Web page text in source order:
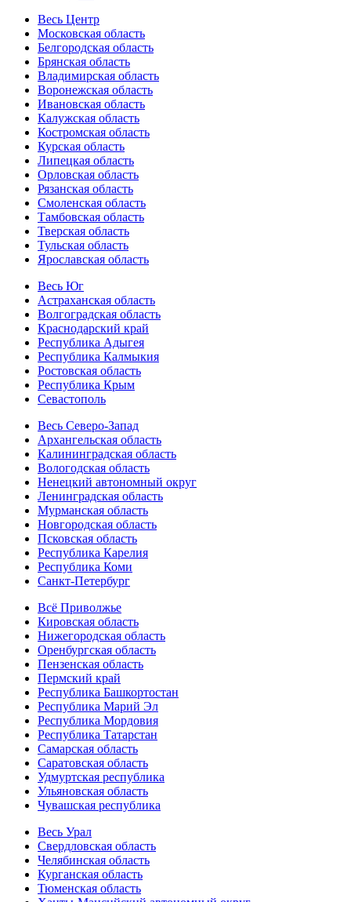
Весь Центр
Московская область
Белгородская область
Брянская область
Владимирская область
Воронежская область
Ивановская область
Калужская область
Костромская область
Курская область
Липецкая область
Орловская область
Рязанская область
Смоленская область
Тамбовская область
Тверская область
Тульская область
Ярославская область
Весь Юг
Астраханская область
Волгоградская область
Краснодарский край
Республика Адыгея
Республика Калмыкия
Ростовская область
Республика Крым
Севастополь
Весь Северо-Запад
Архангельская область
Калининградская область
Вологодская область
Ненецкий автономный округ
Ленинградская область
Мурманская область
Новгородская область
Псковская область
Республика Карелия
Республика Коми
Санкт-Петербург
Всё Приволжье
Кировская область
Нижегородская область
Оренбургская область
Пензенская область
Пермский край
Республика Башкортостан
Республика Марий Эл
Республика Мордовия
Республика Татарстан
Самарская область
Саратовская область
Удмуртская республика
Ульяновская область
Чувашская республика
Весь Урал
Свердловская область
Челябинская область
Курганская область
Тюменская область